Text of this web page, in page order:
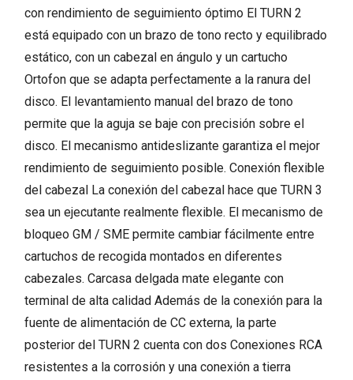
con rendimiento de seguimiento óptimo El TURN 2
está equipado con un brazo de tono recto y equilibrado
estático, con un cabezal en ángulo y un cartucho
Ortofon que se adapta perfectamente a la ranura del
disco. El levantamiento manual del brazo de tono
permite que la aguja se baje con precisión sobre el
disco. El mecanismo antideslizante garantiza el mejor
rendimiento de seguimiento posible. Conexión flexible
del cabezal La conexión del cabezal hace que TURN 3
sea un ejecutante realmente flexible. El mecanismo de
bloqueo GM / SME permite cambiar fácilmente entre
cartuchos de recogida montados en diferentes
cabezales. Carcasa delgada mate elegante con
terminal de alta calidad Además de la conexión para la
fuente de alimentación de CC externa, la parte
posterior del TURN 2 cuenta con dos Conexiones RCA
resistentes a la corrosión y una conexión a tierra